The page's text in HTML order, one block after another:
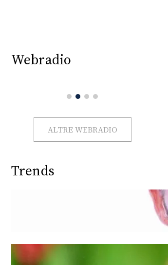
Webradio
ALTRE WEBRADIO
Trends